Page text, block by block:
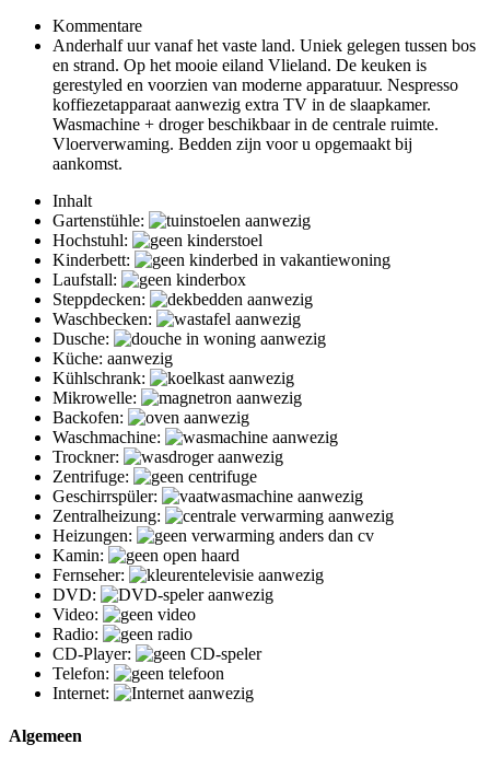
Kommentare
Anderhalf uur vanaf het vaste land. Uniek gelegen tussen bos
en strand. Op het mooie eiland Vlieland. De keuken is
gerestyled en voorzien van moderne apparatuur. Nespresso
koffiezetapparaat aanwezig extra TV in de slaapkamer.
Wasmachine + droger beschikbaar in de centrale ruimte.
Vloerverwaming. Bedden zijn voor u opgemaakt bij
aankomst.
Inhalt
Gartenstühle:
Hochstuhl:
Kinderbett:
Laufstall:
Steppdecken:
Waschbecken:
Dusche:
Küche: aanwezig
Kühlschrank:
Mikrowelle:
Backofen:
Waschmachine:
Trockner:
Zentrifuge:
Geschirrspüler:
Zentralheizung:
Heizungen:
Kamin:
Fernseher:
DVD:
Video:
Radio:
CD-Player:
Telefon:
Internet:
Algemeen